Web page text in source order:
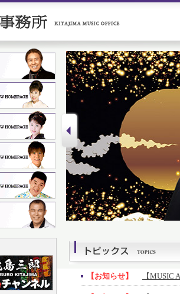
【お知らせ】 【MUSIC